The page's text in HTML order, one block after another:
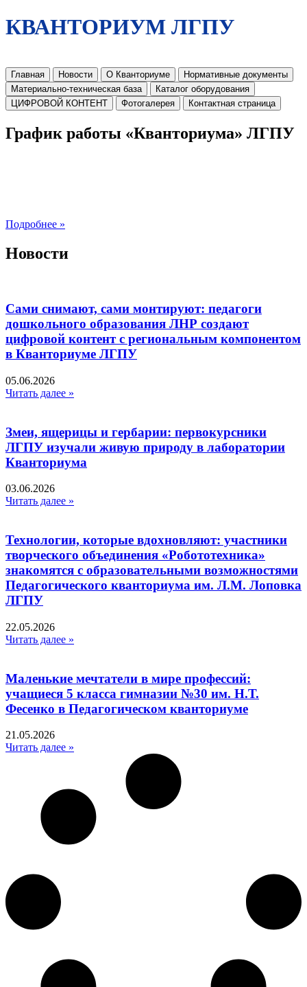
КВАНТОРИУМ ЛГПУ
Главная Новости О Кванториуме
Нормативные документы
Материально-техническая база
Каталог оборудования
ЦИФРОВОЙ КОНТЕНТ
Фотогалерея Контактная страница
График работы «Кванториума» ЛГПУ
Подробнее »
Новости
Сами снимают, сами монтируют: педагоги
дошкольного образования ЛНР создают
цифровой контент с региональным компонентом
в Кванториуме ЛГПУ​
05.06.2026
Читать далее »
Змеи, ящерицы и гербарии: первокурсники
ЛГПУ изучали живую природу в лаборатории
Кванториума
03.06.2026
Читать далее »
Технологии, которые вдохновляют: участники
творческого объединения «Робототехника»
знакомятся с образовательными возможностями
Педагогического кванториума им. Л.М. Лоповка
ЛГПУ
22.05.2026
Читать далее »
Маленькие мечтатели в мире профессий:
учащиеся 5 класса гимназии №30 им. Н.Т.
Фесенко в Педагогическом кванториуме
21.05.2026
Читать далее »